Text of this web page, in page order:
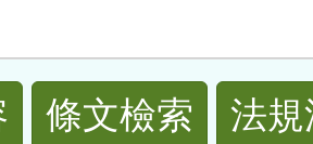
條文檢索
法